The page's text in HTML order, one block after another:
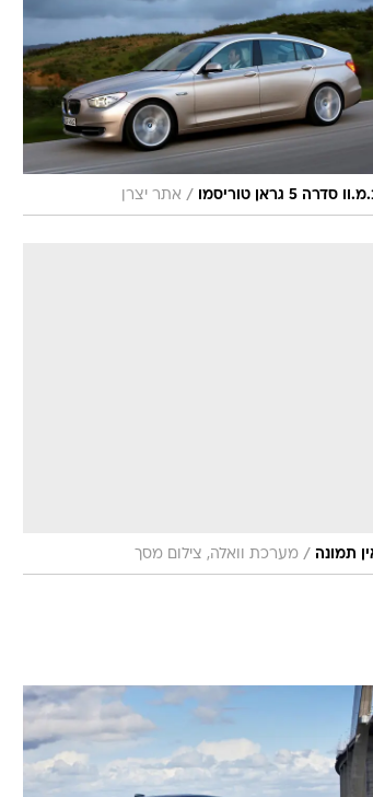
סדרה 5 גראן טוריסמו / אתר יצרן
תמונה / מערכת וואלה, צילום מסך